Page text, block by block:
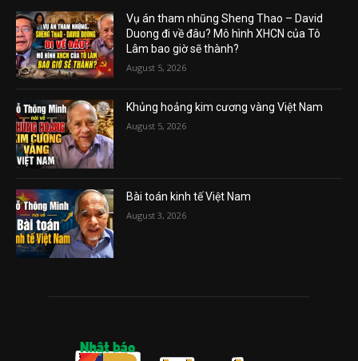
Vụ án tham nhũng Sheng Thao – David
Duong đi về đâu? Mô hình XHCN của Tô
Lâm bao giờ sẽ thành?
August 5, 2026
Khủng hoảng kim cương vàng Việt Nam
August 5, 2026
Bài toán kinh tế Việt Nam
August 3, 2026